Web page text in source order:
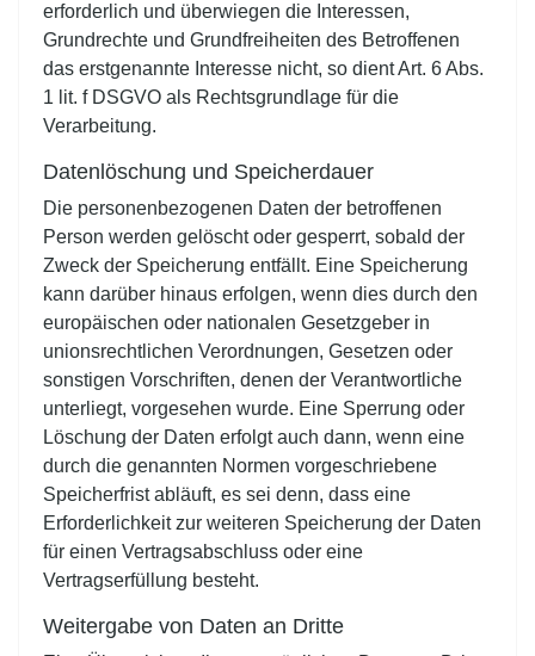
erforderlich und überwiegen die Interessen,
Grundrechte und Grundfreiheiten des Betroffenen
das erstgenannte Interesse nicht, so dient Art. 6 Abs.
1 lit. f DSGVO als Rechtsgrundlage für die
Verarbeitung.
Datenlöschung und Speicherdauer
Die personenbezogenen Daten der betroffenen
Person werden gelöscht oder gesperrt, sobald der
Zweck der Speicherung entfällt. Eine Speicherung
kann darüber hinaus erfolgen, wenn dies durch den
europäischen oder nationalen Gesetzgeber in
unionsrechtlichen Verordnungen, Gesetzen oder
sonstigen Vorschriften, denen der Verantwortliche
unterliegt, vorgesehen wurde. Eine Sperrung oder
Löschung der Daten erfolgt auch dann, wenn eine
durch die genannten Normen vorgeschriebene
Speicherfrist abläuft, es sei denn, dass eine
Erforderlichkeit zur weiteren Speicherung der Daten
für einen Vertragsabschluss oder eine
Vertragserfüllung besteht.
Weitergabe von Daten an Dritte